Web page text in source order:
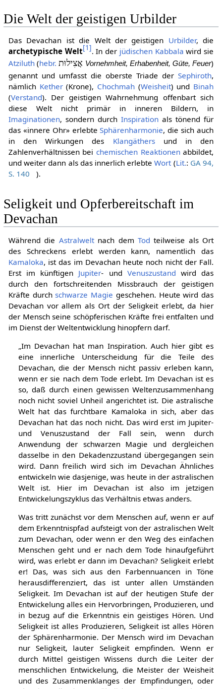
Die Welt der geistigen Urbilder
Das Devachan ist die Welt der geistigen Urbilder, die
archetypische Welt[1]. In der jüdischen Kabbala wird sie
Atziluth(hebr. אֲצִילוּת Vornehmheit, Erhabenheit, Güte, Feuer)
genannt und umfasst die oberste Triade derSephiroth,
nämlich Kether(Krone), Chochmah (Weisheit) und Binah
(Verstand). Der geistigen Wahrnehmung offenbart sich
diese Welt nicht primär in inneren Bildern, in
Imaginationen, sondern durch Inspiration als tönend für
das «innere Ohr» erlebteSphärenharmonie, die sich auch
in den Wirkungen des Klangäthersund in den
Zahlenverhältnissen bei chemischen Reaktionenabbildet,
und weiter dann als das innerlich erlebteWort(Lit.: GA 94,
S. 140
).
Seligkeit und Opferbereitschaft im
Devachan
Während die Astralweltnach dem Tod teilweise als Ort
des Schreckens erlebt werden kann, namentlich das
Kamaloka, ist das im Devachan heute noch nicht der Fall.
Erst im künftigen Jupiter- und Venuszustand wird das
durch den fortschreitenden Missbrauch der geistigen
Kräfte durchschwarze Magie geschehen. Heute wird das
Devachan vor allem als Ort der Seligkeit erlebt, da hier
der Mensch seine schöpferischen Kräfte frei entfalten und
im Dienst der Weltentwicklung hinopfern darf.
„Im Devachan hat man Inspiration. Auch hier gibt es
eine innerliche Unterscheidung für die Teile des
Devachan, die der Mensch nicht passiv erleben kann,
wenn er sie nach dem Tode erlebt. Im Devachan ist es
so, daß durch einen gewissen Weltenzusammenhang
noch nicht soviel Unheil angerichtet ist. Die astralische
Welt hat das furchtbare Kamaloka in sich, aber das
Devachan hat das noch nicht. Das wird erst im Jupiter-
und Venuszustand der Fall sein, wenn durch
Anwendung der schwarzen Magie und dergleichen
dasselbe in den Dekadenzzustand übergegangen sein
wird. Dann freilich wird sich im Devachan Ähnliches
entwickeln wie dasjenige, was heute in der astralischen
Welt ist. Hier im Devachan ist also im jetzigen
Entwickelungszyklus das Verhältnis etwas anders.
Was tritt zunächst vor dem Menschen auf, wenn er auf
dem Erkenntnispfad aufsteigt von der astralischen Welt
zum Devachan, oder wenn er den Weg des einfachen
Menschen geht und er nach dem Tode hinaufgeführt
wird, was erlebt er dann im Devachan? Seligkeit erlebt
er! Das, was sich aus den Farbennuancen in Töne
herausdifferenziert, das ist unter allen Umständen
Seligkeit. Im Devachan ist auf der heutigen Stufe der
Entwickelung alles ein Hervorbringen, Produzieren, und
in bezug auf die Erkenntnis ein geistiges Hören. Und
Seligkeit ist alles Produzieren, Seligkeit ist alles Hören
der Sphärenharmonie. Der Mensch wird im Devachan
nur Seligkeit, lauter Seligkeit empfinden. Wenn er
durch Mittel geistigen Wissens durch die Leiter der
menschlichen Entwickelung, die Meister der Weisheit
und des Zusammenklanges der Empfindungen, oder